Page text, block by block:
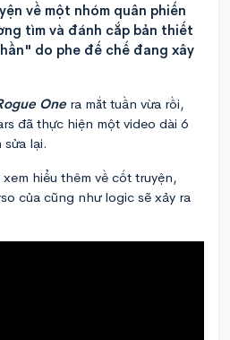
về một nhóm quân phiến
tìm và đánh cắp bản thiết
do phe đế chế đang xây
One ra mắt tuần vừa rồi,
đã thực hiện một video dài 6
lại.
hiểu thêm về cốt truyện,
của cũng như logic sẽ xảy ra